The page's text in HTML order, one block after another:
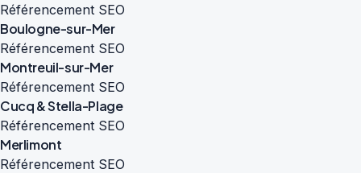
Référencement SEO
Boulogne-sur-Mer
Référencement SEO
Montreuil-sur-Mer
Référencement SEO
Cucq & Stella-Plage
Référencement SEO
Merlimont
Référencement SEO